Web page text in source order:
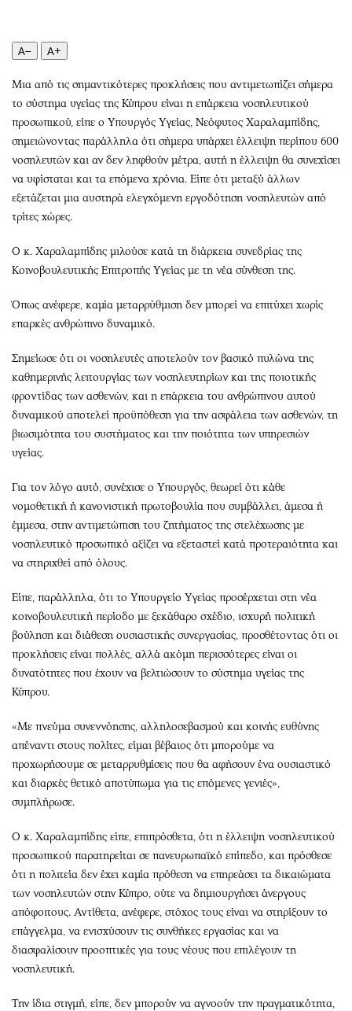
Θέατρο-Χορός
Μουσική
Εικαστικά
Βιβλίο
Χειρόγραφα
Uncut
Προσφορές
Προσωπικότητες στην ''Κ''
Επιστολές
A− A+
Μια από τις σημαντικότερες προκλήσεις που αντιμετωπίζει σήμερα
το σύστημα υγείας της Κύπρου είναι η επάρκεια νοσηλευτικού
προσωπικού, είπε ο Υπουργός Υγείας, Νεόφυτος Χαραλαμπίδης,
σημειώνοντας παράλληλα ότι σήμερα υπάρχει έλλειψη περίπου 600
νοσηλευτών και αν δεν ληφθούν μέτρα, αυτή η έλλειψη θα συνεχίσει
να υφίσταται και τα επόμενα χρόνια. Είπε ότι μεταξύ άλλων
εξετάζεται μια αυστηρά ελεγχόμενη εργοδότηση νοσηλευτών από
τρίτες χώρες.
Ο κ. Χαραλαμπίδης μιλούσε κατά τη διάρκεια συνεδρίας της
Κοινοβουλευτικής Επιτροπής Υγείας με τη νέα σύνθεση της.
Όπως ανέφερε, καμία μεταρρύθμιση δεν μπορεί να επιτύχει χωρίς
επαρκές ανθρώπινο δυναμικό.
Σημείωσε ότι οι νοσηλευτές αποτελούν τον βασικό πυλώνα της
καθημερινής λειτουργίας των νοσηλευτηρίων και της ποιοτικής
φροντίδας των ασθενών, και η επάρκεια του ανθρώπινου αυτού
δυναμικού αποτελεί προϋπόθεση για την ασφάλεια των ασθενών, τη
βιωσιμότητα του συστήματος και την ποιότητα των υπηρεσιών
υγείας.
Για τον λόγο αυτό, συνέχισε ο Υπουργός, θεωρεί ότι κάθε
νομοθετική ή κανονιστική πρωτοβουλία που συμβάλλει, άμεσα ή
έμμεσα, στην αντιμετώπιση του ζητήματος της στελέχωσης με
νοσηλευτικό προσωπικό αξίζει να εξεταστεί κατά προτεραιότητα και
να στηριχθεί από όλους.
Είπε, παράλληλα, ότι το Υπουργείο Υγείας προσέρχεται στη νέα
κοινοβουλευτική περίοδο με ξεκάθαρο σχέδιο, ισχυρή πολιτική
βούληση και διάθεση ουσιαστικής συνεργασίας, προσθέτοντας ότι οι
προκλήσεις είναι πολλές, αλλά ακόμη περισσότερες είναι οι
δυνατότητες που έχουν να βελτιώσουν το σύστημα υγείας της
Κύπρου.
«Με πνεύμα συνεννόησης, αλληλοσεβασμού και κοινής ευθύνης
απέναντι στους πολίτες, είμαι βέβαιος ότι μπορούμε να
προχωρήσουμε σε μεταρρυθμίσεις που θα αφήσουν ένα ουσιαστικό
και διαρκές θετικό αποτύπωμα για τις επόμενες γενιές»,
συμπλήρωσε.
Ο κ. Χαραλαμπίδης είπε, επιπρόσθετα, ότι η έλλειψη νοσηλευτικού
προσωπικού παρατηρείται σε πανευρωπαϊκό επίπεδο, και πρόσθεσε
ότι η πολιτεία δεν έχει καμία πρόθεση να επηρεάσει τα δικαιώματα
των νοσηλευτών στην Κύπρο, ούτε να δημιουργήσει άνεργους
απόφοιτους. Αντίθετα, ανέφερε, στόχος τους είναι να στηρίξουν το
επάγγελμα, να ενισχύσουν τις συνθήκες εργασίας και να
διασφαλίσουν προοπτικές για τους νέους που επιλέγουν τη
νοσηλευτική.
Την ίδια στιγμή, είπε, δεν μπορούν να αγνοούν την πραγματικότητα,